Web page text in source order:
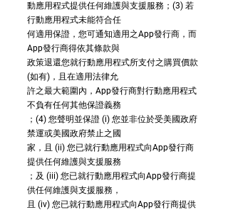
動應用程式提供任何維護與支援服務；(3) 若
行動應用程式未能符合任
何適用保證，您可通知適用之App發行商，而
App發行商得依其條款與
政策退還您就行動應用程式所支付之購買價款
(如有)，且在適用法律允
許之最大範圍內，App發行商對行動應用程式
不負有任何其他保證義務
；(4) 您聲明並保證 (i) 您並非位於受美國政府
禁運或美國政府禁止之國
家，且 (ii) 您已就行動應用程式向App發行商
提供任何維護與支援服務
；及 (iii) 您已就行動應用程式向App發行商提
供任何維護與支援服務，
且 (iv) 您已就行動應用程式向App發行商提供